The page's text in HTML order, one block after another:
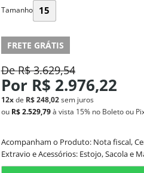
Tamanho 15
FRETE GRÁTIS
DeR$ 3.629,54
Por R$ 2.976,22
12xde R$ 248,02 sem juros
ou R$ 2.529,79 à vista 15% no Boleto ou
Acompanham o Produto: Nota fiscal,
Extravio e Acessórios: Estojo, Sacola e